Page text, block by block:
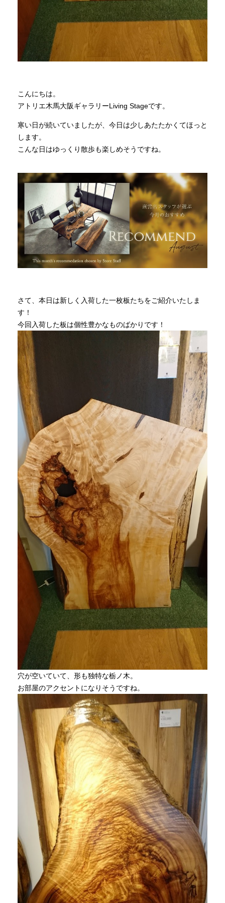
INFORMATION
MOKUBA CHANNEL
よくあるご質問
お問い合わせ
こんにちは。
アトリエ木馬大阪ギャラリーLiving Stageです。
寒い日が続いていましたが、今日は少しあたたかくてほっと
します。
こんな日はゆっくり散歩も楽しめそうですね。
さて、本日は新しく入荷した一枚板たちをご紹介いたしま
す！
今回入荷した板は個性豊かなものばかりです！
穴が空いていて、形も独特な栃ノ木。
お部屋のアクセントになりそうですね。